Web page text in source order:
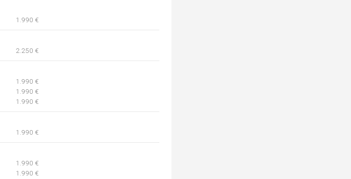
1.990 €
2.250 €
1.990 €
1.990 €
1.990 €
1.990 €
1.990 €
1.990 €